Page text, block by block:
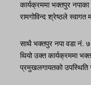
कार्यक्रममा भक्तपुर
रामगोविन्द श्रेष्ठले स्वागत
साथै भक्तपुर नपा वडा नं.
थियो उक्त कार्यक्रममा
प्रमुखलगायतको उपस्थिति